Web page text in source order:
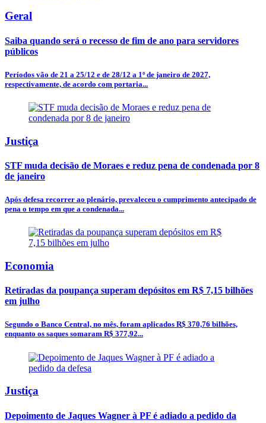
Geral
Saiba quando será o recesso de fim de ano para servidores
públicos
Períodos vão de 21 a 25/12 e de 28/12 a 1º de janeiro de 2027,
respectivamente, de acordo com portaria...
Justiça
STF muda decisão de Moraes e reduz pena de condenada por 8
de janeiro
Após defesa recorrer ao plenário, prevaleceu o cumprimento antecipado de
pena o tempo em que a condenada...
Economia
Retiradas da poupança superam depósitos em R$ 7,15 bilhões
em julho
Segundo o Banco Central, no mês, foram aplicados R$ 370,76 bilhões,
enquanto os saques somaram R$ 377,92...
Justiça
Depoimento de Jaques Wagner à PF é adiado a pedido da